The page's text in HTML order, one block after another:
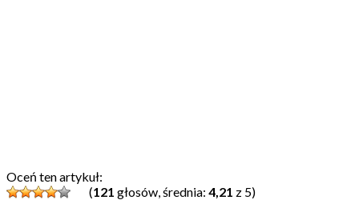
Oceń ten artykuł:
(121 głosów, średnia: 4,21 z 5)